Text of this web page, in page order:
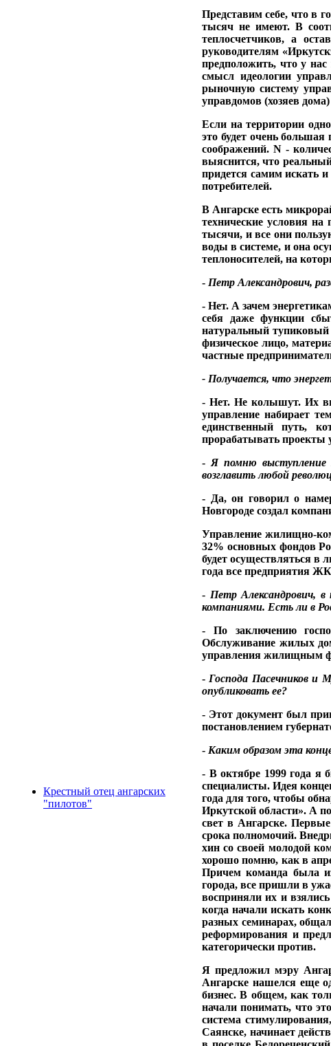
Крестный отец ангарских
"пилотов"
Представим себе, что в
тысяч не имеют. В
теплосчетчиков, а
руководителям
предположить, что у
смысл идеологии
рыночную систему
управдомов (хозяев
Если на территории
это будет очень
соображений. N -
выяснится, что
придется самим искать
по­требителей.
В Ангарске есть
технические условия
тысячи, и все они
во­ды в системе, и она
теплоносите­лей, на
- Петр Александро­вич,
- Нет. А зачем
себя даже функ­ции
натуральный ту­пиковый
физическое лицо,
ча­стные
- Получается, что
- Нет. Не колышут. Их
управление набирает
единственный путь,
прорабатывать проекты
- Я помню выступле­
возглавить лю­бой
- Да, он говорил о
Новгороде создал
Управление жилищно-
32% основных фондов
будет осуществляться в
года все предприятия
- Петр Александрович,
компаниями. Есть ли в
- По заключению
Обслуживание жилых
управления жилищ­ным
- Господа Пасечникови
опуб­ликовать ее?
- Этот документ был
постановлением
- Каким образом эта
- В октябре 1999 года я
специалисты. Идея
года для того, чтобы
Иркутской области». А
свет в Ангарске.
срока полномочий.
хин со своей молодой
хорошо помню, как в
Причем команда была
города, все при­шли в
восприняли их и
когда начали искать
разных семи­нарах,
реформи­рования и
кате­горически против.
Я предложил мэру
Ангарске нашелся еще
бизнес. В общем, как
начали понимать, что
систе­ма
Саянске, начинает